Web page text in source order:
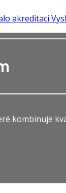
akreditaci
kombinuje